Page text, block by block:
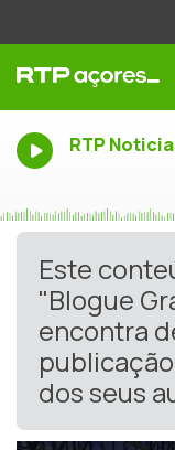
RTP
Este
"Blogue
encontra
dos seus